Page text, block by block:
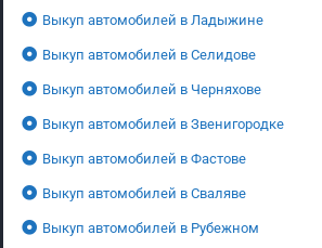
Выкуп автомобилей в Ладыжине
Выкуп автомобилей в Селидове
Выкуп автомобилей в Черняхове
Выкуп автомобилей в Звенигородке
Выкуп автомобилей в Фастове
Выкуп автомобилей в Сваляве
Выкуп автомобилей в Рубежном